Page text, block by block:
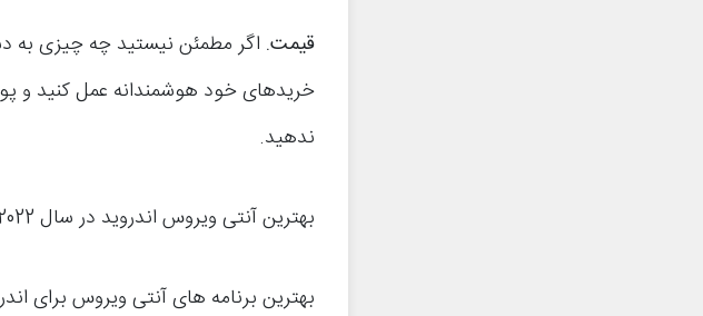
قیمت. اگر مطمئن نیستید چه چیزی
خریدهای خود هوشمندانه عمل کنید و
ندهید.
بهترین آنتی ویروس اندروید در سال 2022
بهترین برنامه های آنتی ویروس برای